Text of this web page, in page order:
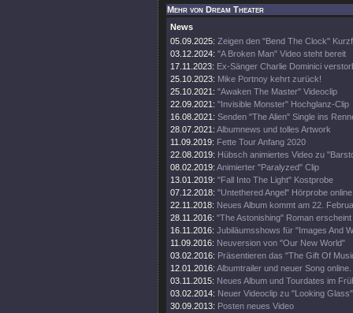
Mehr von Dream Theater
News
05.09.2025: Zeigen den "Bend The Clock"
03.12.2024: "A Broken Man" Video steht bereit
17.11.2023: Ex-Sänger Charlie Dominici
25.10.2023: Mike Portnoy kehrt zurück!
25.10.2021: "Awaken The Master" Videoclip
22.09.2021: "Invisible Monster" Hochglanz-Clip
16.08.2021: Senden "The Alien" Single ins
28.07.2021: Albumnews und tolles Artwork
11.09.2019: Fette Tour Anfang 2020
22.08.2019: Hübsch animiertes Video zu
08.02.2019: Animierter "Paralyzed" Clip
13.01.2019: "Fall Into The Light" Kostprobe
07.12.2018: "Untethered Angel" Hörprobe online
22.11.2018: Neues Album kommt am 22.
28.11.2016: "The Astonishing" Roman erscheint
16.11.2016: Jubiläumsshows für "Images And
11.09.2016: Neuversion von "Our New World"
03.02.2016: Präsentieren das "The Gift Of
12.01.2016: Albumtrailer und neuer Song online.
03.11.2015: Neues Album und Tourdates im
03.02.2014: Neuer Videoclip zu "Looking
30.09.2013: Posten neues Video